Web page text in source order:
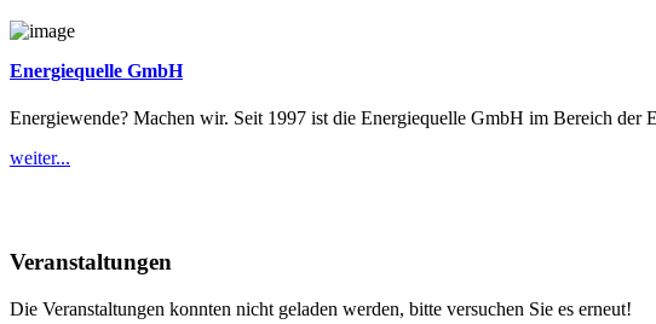
Energiequelle GmbH
Energiewende? Machen wir. Seit 1997 ist die Energiequelle GmbH im Bereich der
weiter...
Veranstaltungen
Die Veranstaltungen konnten nicht geladen werden, bitte versuchen Sie es erneut!